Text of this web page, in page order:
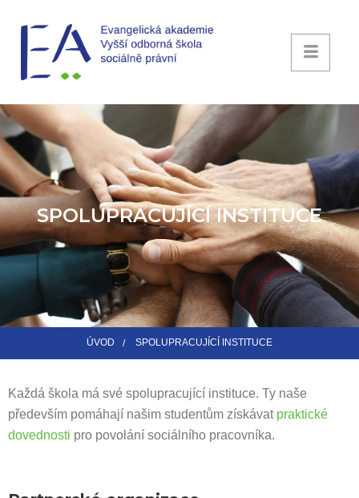
SPOLUPRACUJÍCÍ INSTITUCE
ÚVOD SPOLUPRACUJÍCÍ INSTITUCE
Každá škola má své spolupracující instituce. Ty naše
především pomáhají našim studentům získávat praktické
dovednosti pro povolání sociálního pracovníka.